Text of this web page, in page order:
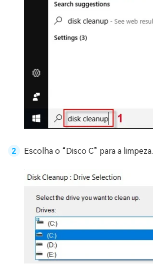
Escolha o “Disco C” para a limpeza.